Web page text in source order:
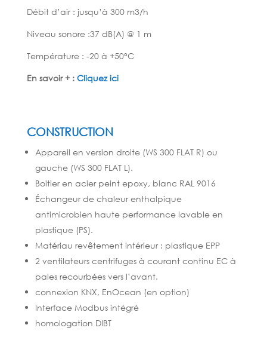
Débit d’air : jusqu’à 300 m3/h
Niveau sonore :37 dB(A) @ 1 m
Température : -20 à +50°C
En savoir + : Cliquez ici
CONSTRUCTION
Appareil en version droite (WS 300 FLAT R) ou
gauche (WS 300 FLAT L).
Boitier en acier peint epoxy, blanc RAL 9016
Échangeur de chaleur enthalpique
antimicrobien haute performance lavable en
plastique (PS).
Matériau revêtement intérieur : plastique EPP
2 ventilateurs centrifuges à courant continu EC à
pales recourbées vers l’avant.
connexion KNX, EnOcean (en option)
Interface Modbus intégré
homologation DIBT